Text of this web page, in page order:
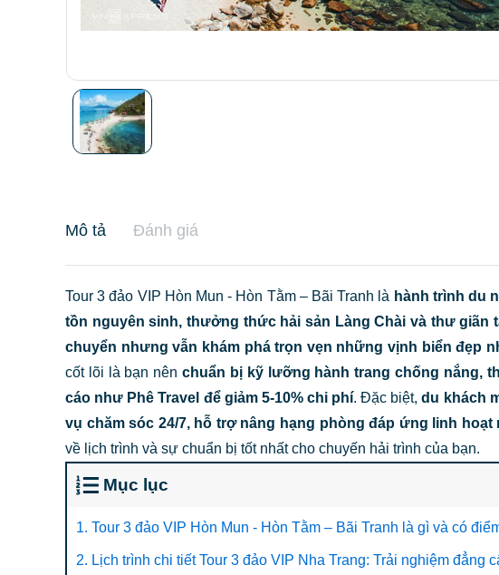
Mô tả Đánh giá
Tour 3 đảo VIP Hòn Mun - Hòn Tằm – Bãi Tranh là hành trình du
tồn nguyên sinh, thưởng thức hải sản Làng Chài và thư giãn
chuyển nhưng vẫn khám phá trọn vẹn những vịnh biển đẹp
cốt lõi là bạn nênchuẩn bị kỹ lưỡng hành trang chống nắng,
cáo như Phê Travel để giảm 5-10% chi phí. Đặc biệt,du khách
vụ chăm sóc 24/7, hỗ trợ nâng hạng phòng đáp ứng linh hoạt
về lịch trình và sự chuẩn bị tốt nhất cho chuyến hải trình của bạn.
Mục lục
1. Tour 3 đảo VIP Hòn Mun - Hòn Tằm – Bãi Tranh là gì và có
2. Lịch trình chi tiết Tour 3 đảo VIP Nha Trang: Trải nghiệm đẳng